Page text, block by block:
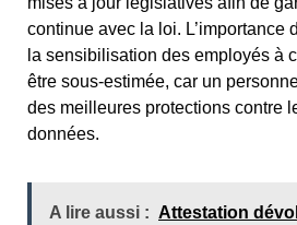
continue avec la loi. L’importance
la sensibilisation des employés à
être sous-estimée, car un
des meilleures protections contre
données.
A lire aussi : Attestation